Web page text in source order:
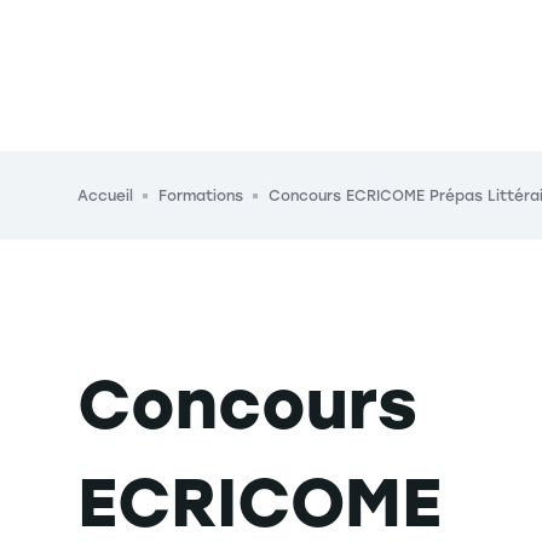
Fil d'Ariane
Accueil Formations Concours ECRICOME Prépas
Concours
ECRICOME